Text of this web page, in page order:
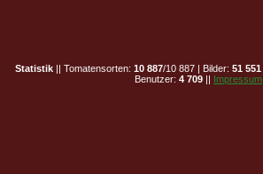
Statistik|| Tomatensorten: 10 887/10 887 | Bilder: 51 551
Benutzer: 4 709 || Impressum